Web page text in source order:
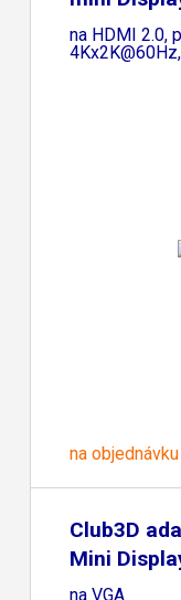
na HDMI 2.0,
na objednávku
Club3D
Mini
na VGA